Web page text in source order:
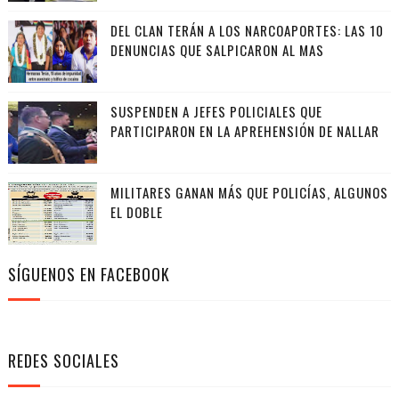
DEL CLAN TERÁN A LOS NARCOAPORTES: LAS 10
DENUNCIAS QUE SALPICARON AL MAS
SUSPENDEN A JEFES POLICIALES QUE
PARTICIPARON EN LA APREHENSIÓN DE NALLAR
MILITARES GANAN MÁS QUE POLICÍAS, ALGUNOS
EL DOBLE
SÍGUENOS EN FACEBOOK
REDES SOCIALES